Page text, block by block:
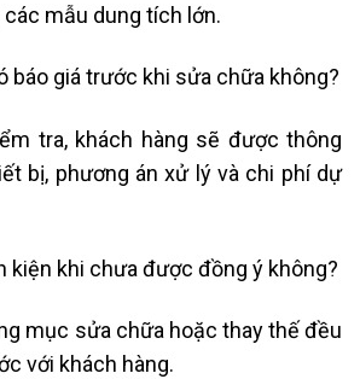
mẫu dung tích lớn.
báo giá trước khi sửa chữa không?
tra, khách hàng sẽ được thông
bị, phương án xử lý và chi phí dự
kiện khi chưa được đồng ý không?
mục sửa chữa hoặc thay thế đều
với khách hàng.